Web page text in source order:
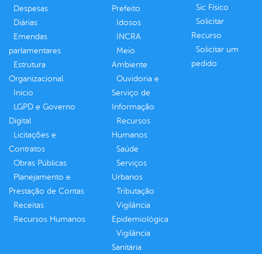
Despesas
Diárias
Emendas
parlamentares
Estrutura
Organizacional
Inicio
LGPD e Governo
Digital
Licitações e
Contratos
Obras Públicas
Planejamento e
Prestação de Contas
Receitas
Recursos Humanos
Prefeito
Idosos
INCRA
Meio
Ambiente
Ouvidoria e
Serviço de
Informação
Recursos
Humanos
Saúde
Serviços
Urbanos
Tributação
Vigilância
Epidemiológica
Vigilância
Sanitária
Sic Físico
Solicitar
Recurso
Solicitar um
pedido